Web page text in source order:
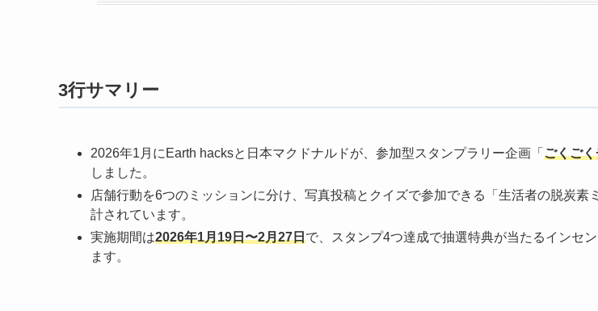
3行サマリー
2026年1月にEarth hacksと日本マクドナルドが、参加型スタンプラリー企画「 ごくご
しました。
店舗行動を6つのミッションに分け、写真投稿とクイズで参加できる「生活者の脱炭素
計されています。
実施期間は2026年1月19日〜2月27日で、スタンプ4つ達成で抽選特典が当たるインセ
ます。